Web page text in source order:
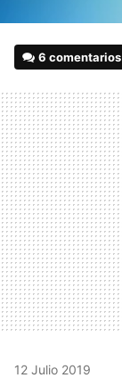
6 comentarios
12 Julio 2019